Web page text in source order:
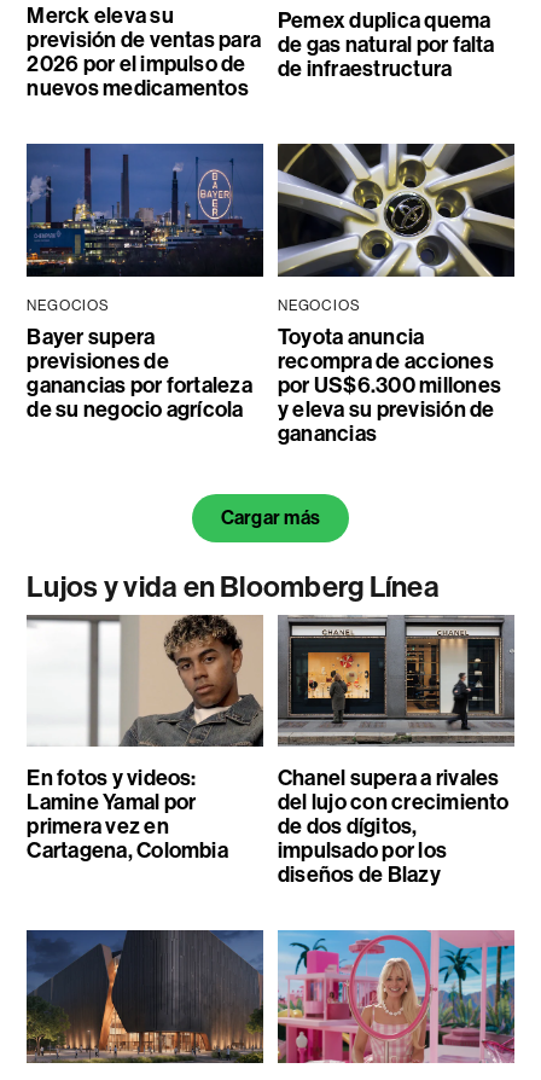
Merck eleva su
previsión de ventas para
2026 por el impulso de
nuevos medicamentos
Pemex duplica quema
de gas natural por falta
de infraestructura
NEGOCIOS
Bayer supera
previsiones de
ganancias por fortaleza
de su negocio agrícola
NEGOCIOS
Toyota anuncia
recompra de acciones
por US$6.300 millones
y eleva su previsión de
ganancias
Cargar más
Lujos y vida en Bloomberg Línea
En fotos y videos:
Lamine Yamal por
primera vez en
Cartagena, Colombia
Chanel supera a rivales
del lujo con crecimiento
de dos dígitos,
impulsado por los
diseños de Blazy